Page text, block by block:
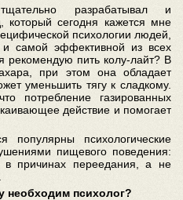
разрабатывал и
который сегодня кажется мне
психологии людей,
самой эффективной из всех
рекомендую пить колу-лайт? В
при этом она обладает
уменьшить тягу к сладкому.
потребление газированных
действие и помогает
популярны психологические
пищевого поведения:
в причинах переедания, а не
необходим психолог?